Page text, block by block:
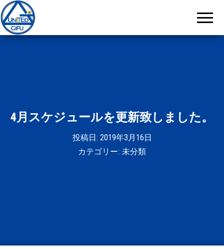
イテ
4月スケジュールを更新致しました。
投稿日: 2019年3月16日
カテゴリー: 未分類